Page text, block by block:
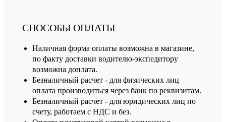
СПОСОБЫ ОПЛАТЫ
Наличная форма оплаты возможна в магазине,
по факту доставки водителю-экспедитору
возможна доплата.
Безналичный расчет - для физических лиц
оплата производиться через банк по реквизитам.
Безналичный расчет - для юридических лиц по
счету, работаем с НДС и без.